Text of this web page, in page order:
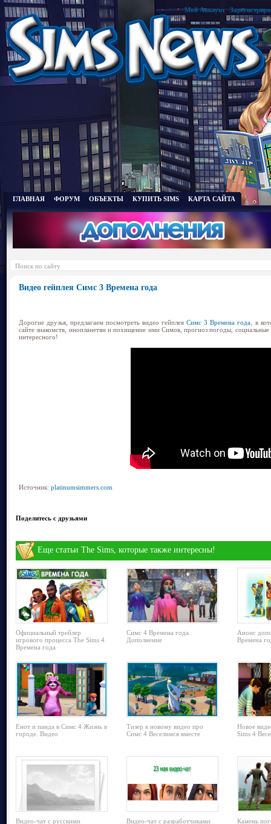
Мой Аккаунт|
ГЛАВНАЯ ФОРУМ ОБЪЕКТЫ КУПИТЬ SIMS КАРТА САЙТА
Видео гейплея Симс 3 Времена года
Дорогие друзья, предлагаем посмотреть видео гейплеяСимс 3 Времена года , в
сайте знакомств, инопланетян и похищение ими Симов, прогноз погоды,
интересного!
Источник: platinumsimmers.com
Поделитесь с друзьями
Еще статьи The Sims, которые также интересны!
Официальный трейлер
игрового процесса The Sims 4
Времена года
Симс 4 Времена года.
Дополнение
Анонс
Времена
Енот и панда в Симс 4 Жизнь в
городе. Видео
Тизер к новому видео про
Симс 4 Веселимся вместе
Новое
Sims 4
Видео-чат с русскими
Видео-чат с разработчиками
Камень